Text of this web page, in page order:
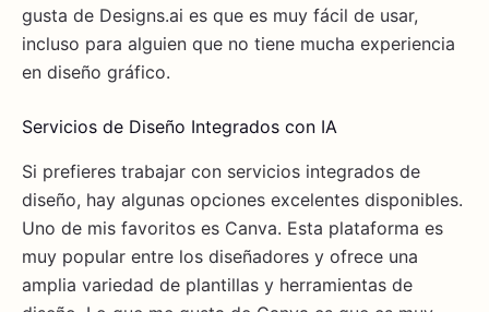
gusta de Designs.ai es que es muy fácil de usar,
incluso para alguien que no tiene mucha experiencia
en diseño gráfico.
Servicios de Diseño Integrados con IA
Si prefieres trabajar con servicios integrados de
diseño, hay algunas opciones excelentes disponibles.
Uno de mis favoritos es Canva. Esta plataforma es
muy popular entre los diseñadores y ofrece una
amplia variedad de plantillas y herramientas de